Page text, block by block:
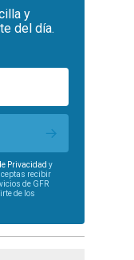
y
del día.
Privacidad y
recibir
de GFR
de los